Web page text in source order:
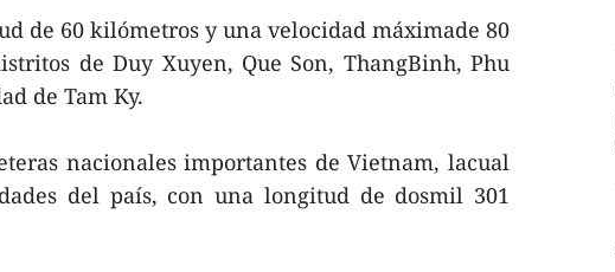
de 60 kilómetros y una velocidad máximade 80
de Duy Xuyen, Que Son, ThangBinh, Phu
de Tam Ky.
nacionales importantes de Vietnam, lacual
del país, con una longitud de dosmil 301